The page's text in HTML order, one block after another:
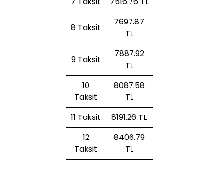
8 Taksit
7697.87
TL
9 Taksit
7887.92
TL
10
Taksit
8087.58
TL
11 Taksit
8191.26 TL
12
Taksit
8406.79
TL